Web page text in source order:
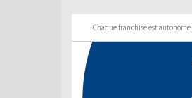
Chaque franchise est